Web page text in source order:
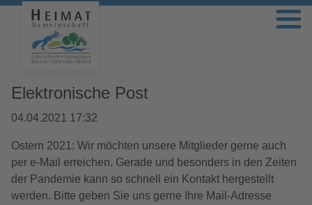
Elektronische Post
04.04.2021 17:32
Ostern 2021: Wir möchten unsere Mitglieder gerne auch
per e-Mail erreichen. Gerade und besonders in den Zeiten
der Pandemie kann so schnell ein Kontakt hergestellt
werden. Bitte geben Sie uns gerne Ihre Mail-Adresse